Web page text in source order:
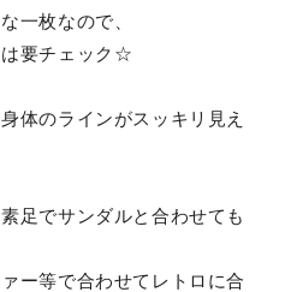
一枚なので、
は要チェック☆
体のラインがスッキリ見え
足でサンダルと合わせても
ー等で合わせてレトロに合